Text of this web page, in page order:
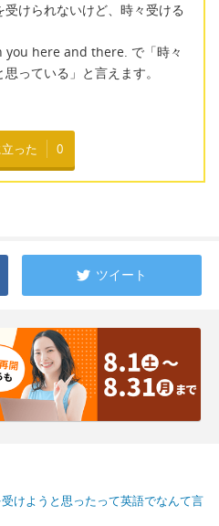
受けられないけど、時々受ける
here and there. で「時々
っている」と言えます。
った 0
ツイート
けようと思ったって英語でなんて言